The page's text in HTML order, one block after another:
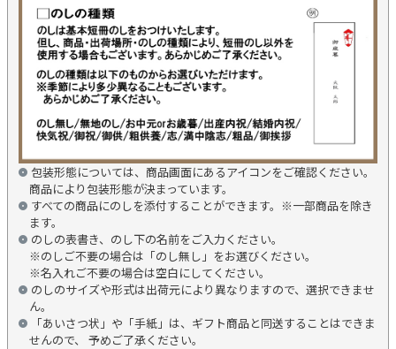
包装形態については、商品画面にあるアイコンをご確認ください。
商品により包装形態が決まっています。
すべての商品にのしを添付することができます。※一部商品を除き
ます。
のしの表書き、のし下の名前をご入力ください。
※のしご不要の場合は「のし無し」をお選びください。
※名入れご不要の場合は空白にしてください。
のしのサイズや形式は出荷元により異なりますので、選択できませ
ん。
「あいさつ状」や「手紙」は、ギフト商品と同送することはできま
せんので、 予めご了承ください。